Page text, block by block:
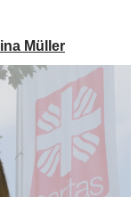
Familien
Integration
Müller